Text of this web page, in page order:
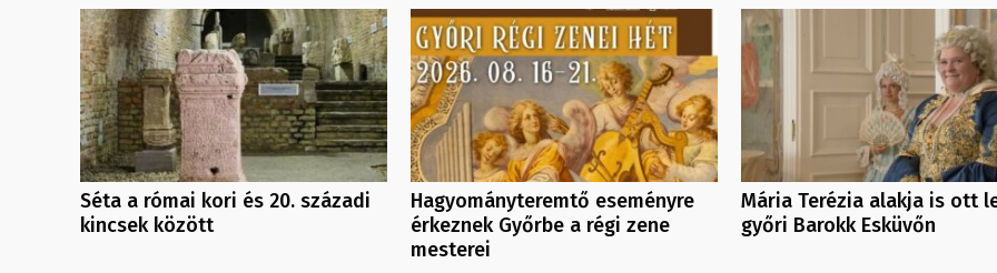
Séta a római kori és 20. századi
kincsek között
Hagyományteremtő eseményre
érkeznek Győrbe a régi zene
mesterei
Mária Terézia alakja is ott
győri Barokk Esküvőn